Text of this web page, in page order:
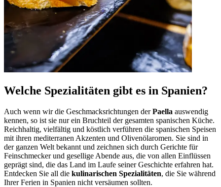
Welche Spezialitäten gibt es in Spanien?
Auch wenn wir die Geschmacksrichtungen derPaella auswendig
kennen, so ist sie nur ein Bruchteil der gesamten spanischen Küche.
Reichhaltig, vielfältig und köstlich verführen die spanischen Speisen
mit ihren mediterranen Akzenten und Olivenölaromen. Sie sind in
der ganzen Welt bekannt und zeichnen sich durch Gerichte für
Feinschmecker und gesellige Abende aus, die von allen Einflüssen
geprägt sind, die das Land im Laufe seiner Geschichte erfahren hat.
Entdecken Sie all die kulinarischen Spezialitäten, die Sie während
Ihrer Ferien in Spanien nicht versäumen sollten.